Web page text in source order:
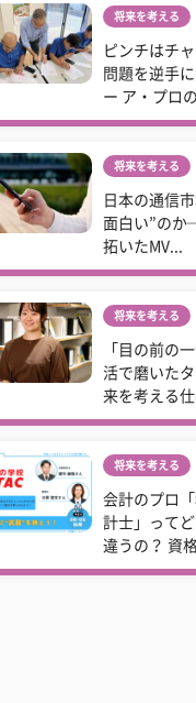
将来を考える
ピンチはチ
問題を逆手
ー ア・プロの
将来を考える
日本の通信
面白い”の
拓いたMV...
将来を考える
「目の前の
活で磨いた
来を考える仕
将来を考える
会計のプロ
計士」って
違うの？ 資格